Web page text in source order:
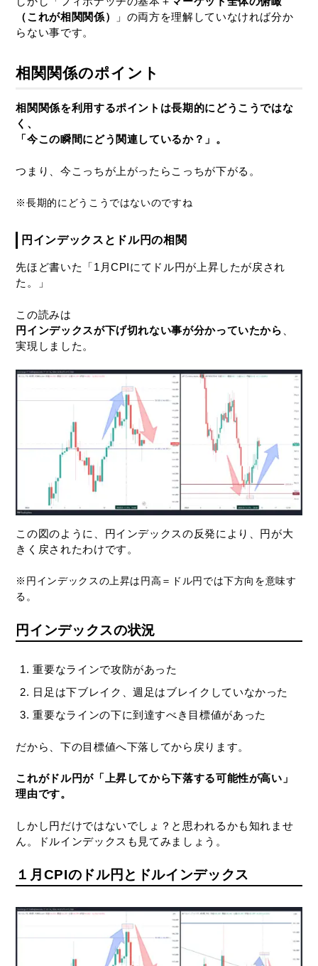
（これが相関関係）
」の両方を理解していなければ分か
らない事です。
相関関係のポイント
相関関係を利用するポイントは長期的にどうこうではな
く、
「今この瞬間にどう関連しているか？」。
つまり、今こっちが上がったらこっちが下がる。
※長期的にどうこうではないのですね
円インデックスとドル円の相関
先ほど書いた「1月CPIにてドル円が上昇したが戻され
た。」
この読みは
円インデックスが下げ切れない事が分かっていたから
実現しました。
この図のように、円インデックスの反発により、円が大
きく戻されたわけです。
※円インデックスの上昇は円高＝ドル円では下方向を意味す
る。
円インデックスの状況
重要なラインで攻防があった
日足は下ブレイク、週足はブレイクしていなかった
重要なラインの下に到達すべき目標値があった
だから、下の目標値へ下落してから戻ります。
これがドル円が「上昇してから下落する可能性が高い」
理由です。
しかし円だけではないでしょ？と思われるかも知れませ
ん。ドルインデックスも見てみましょう。
１月CPIのドル円とドルインデックス